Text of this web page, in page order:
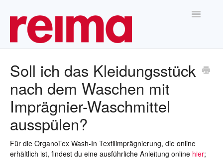
Toggle
Soll ich das Kleidungsstück
nach dem Waschen mit
Imprägnier-Waschmittel
ausspülen?
Für die OrganoTex Wash-In Textilimprägnierung, die online
erhältlich ist, findest du eine ausführliche Anleitung online hier;